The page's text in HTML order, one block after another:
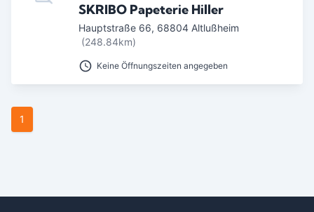
SKRIBO Papeterie Hiller
Hauptstraße 66, 68804 Altlußheim
(248.84km)
Keine Öffnungszeiten angegeben
1